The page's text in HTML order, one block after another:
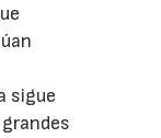
sigue